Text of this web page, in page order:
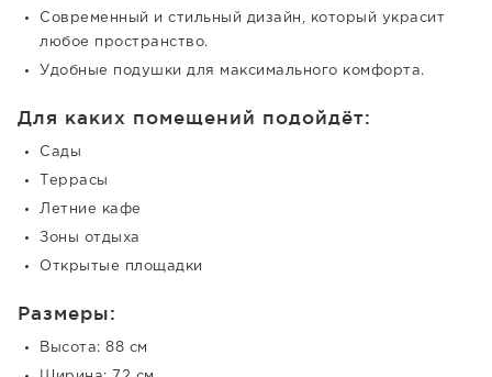
Современный и стильный дизайн, который украсит
любое пространство.
Удобные подушки для максимального комфорта.
Для каких помещений подойдёт:
Сады
Террасы
Летние кафе
Зоны отдыха
Открытые площадки
Размеры:
Высота: 88 см